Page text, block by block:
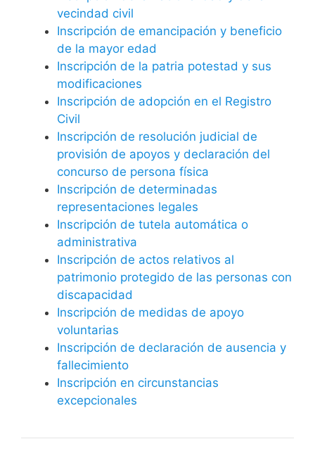
vecindad civil
Inscripción de emancipación y beneficio
de la mayor edad
Inscripción de la patria potestad y sus
modificaciones
Inscripción de adopción en el Registro
Civil
Inscripción de resolución judicial de
provisión de apoyos y declaración del
concurso de persona física
Inscripción de determinadas
representaciones legales
Inscripción de tutela automática o
administrativa
Inscripción de actos relativos al
patrimonio protegido de las personas con
discapacidad
Inscripción de medidas de apoyo
voluntarias
Inscripción de declaración de ausencia y
fallecimiento
Inscripción en circunstancias
excepcionales